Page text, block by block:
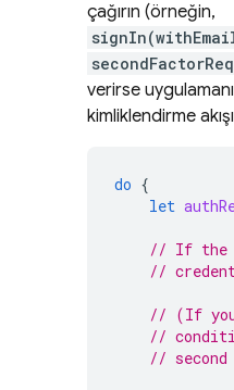
çağırın (örneğin,
verirse
kimliklendirme
do {
let
// If the
//
// (If
//
//